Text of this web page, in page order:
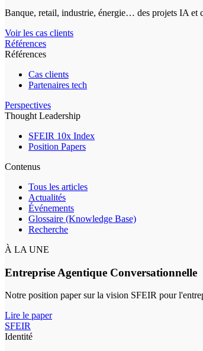
Banque, retail, industrie, énergie… des projets IA et
Voir les cas clients
Références
Références
Cas clients
Partenaires tech
Perspectives
Thought Leadership
SFEIR 10x Index
Position Papers
Contenus
Tous les articles
Actualités
Événements
Glossaire (Knowledge Base)
Recherche
À LA UNE
Entreprise Agentique Conversationnelle
Notre position paper sur la vision SFEIR pour
Lire le paper
SFEIR
Identité